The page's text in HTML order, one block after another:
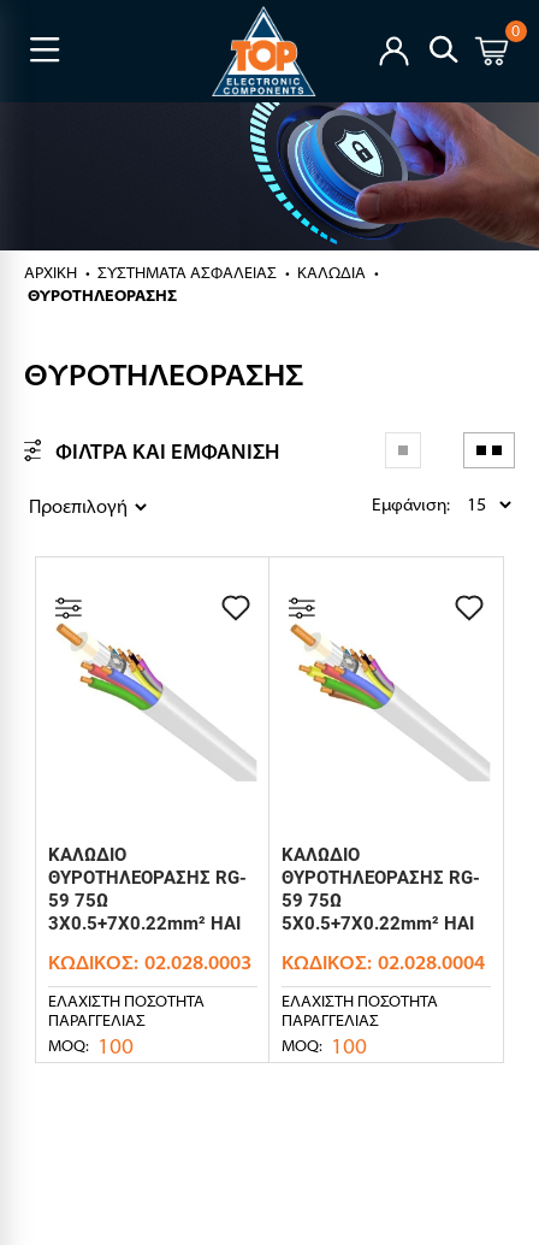
0
ΑΡΧΙΚΉ ΣΥΣΤΗΜΑΤΑ ΑΣΦΑΛΕΙΑΣ
ΚΑΛΩΔΙΑ
ΘΥΡΟΤΗΛΕΟΡΑΣΗΣ
ΘΥΡΟΤΗΛΕΟΡΑΣΗΣ
ΦΙΛΤΡΑ ΚΑΙ ΕΜΦΑΝΙΣΗ
Εμφάνιση:
ΚΑΛΩΔΙΟ
ΘΥΡΟΤΗΛΕΟΡΑΣΗΣ RG-
59 75Ω
3X0.5+7X0.22mm² HAI
ΚΩΔΙΚΌΣ: 02.028.0003
ΕΛΆΧΙΣΤΗ ΠΟΣΌΤΗΤΑ
ΠΑΡΑΓΓΕΛΊΑΣ
MOQ: 100
ΚΑΛΩΔΙΟ
ΘΥΡΟΤΗΛΕΟΡΑΣΗΣ RG-
59 75Ω
5X0.5+7X0.22mm² HAI
ΚΩΔΙΚΌΣ: 02.028.0004
ΕΛΆΧΙΣΤΗ ΠΟΣΌΤΗΤΑ
ΠΑΡΑΓΓΕΛΊΑΣ
MOQ: 100